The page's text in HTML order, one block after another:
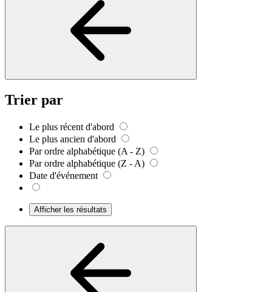
Trier par
Le plus récent d'abord
Le plus ancien d'abord
Par ordre alphabétique (A - Z)
Par ordre alphabétique (Z - A)
Date d'événement
Afficher les résultats